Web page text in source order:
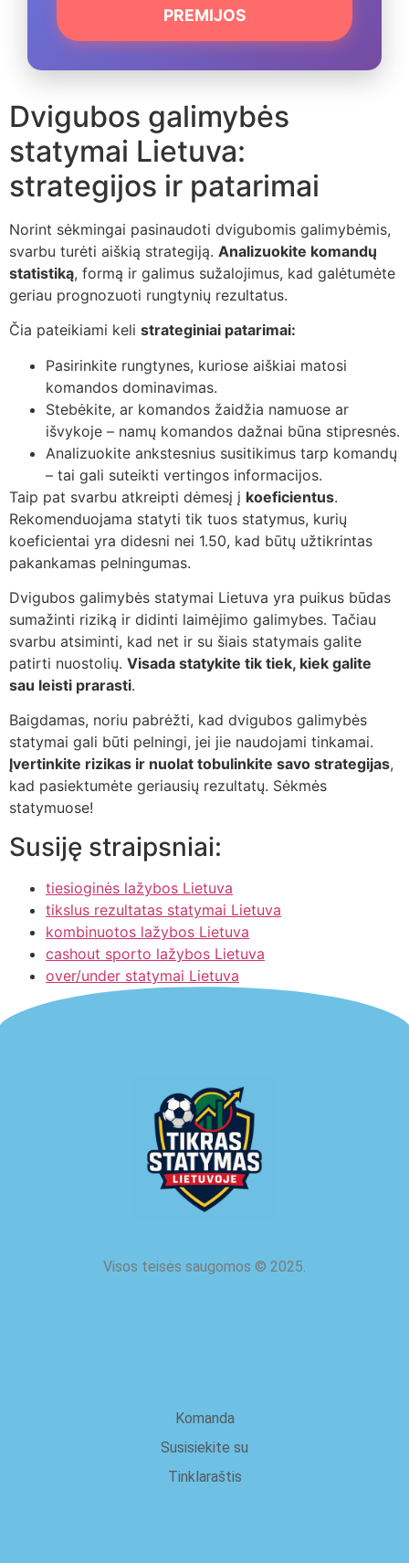
PREMIJOS
Dvigubos galimybės
statymai Lietuva:
strategijos ir patarimai
Norint sėkmingai pasinaudoti dvigubomis galimybėmis,
svarbu turėti aiškią strategiją. Analizuokite komandų
statistiką, formą ir galimus sužalojimus, kad galėtumėte
geriau prognozuoti rungtynių rezultatus.
Čia pateikiami keli strateginiai patarimai:
Pasirinkite rungtynes, kuriose aiškiai matosi
komandos dominavimas.
Stebėkite, ar komandos žaidžia namuose ar
išvykoje – namų komandos dažnai būna stipresnės.
Analizuokite ankstesnius susitikimus tarp komandų
– tai gali suteikti vertingos informacijos.
Taip pat svarbu atkreipti dėmesį į koeficientus.
Rekomenduojama statyti tik tuos statymus, kurių
koeficientai yra didesni nei 1.50, kad būtų užtikrintas
pakankamas pelningumas.
Dvigubos galimybės statymai Lietuva yra puikus būdas
sumažinti riziką ir didinti laimėjimo galimybes. Tačiau
svarbu atsiminti, kad net ir su šiais statymais galite
patirti nuostolių. Visada statykite tik tiek, kiek galite
sau leisti prarasti.
Baigdamas, noriu pabrėžti, kad dvigubos galimybės
statymai gali būti pelningi, jei jie naudojami tinkamai.
Įvertinkite rizikas ir nuolat tobulinkite savo strategijas,
kad pasiektumėte geriausių rezultatų. Sėkmės
statymuose!
Susiję straipsniai:
tiesioginės lažybos Lietuva
tikslus rezultatas statymai Lietuva
kombinuotos lažybos Lietuva
cashout sporto lažybos Lietuva
over/under statymai Lietuva
Visos teisės saugomos © 2025.
Komanda
Susisiekite su
Tinklaraštis